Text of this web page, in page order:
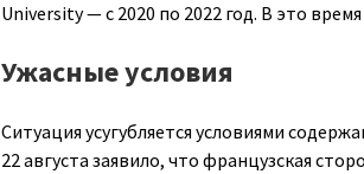
University — с 2020 по 2022 год. В это
Ужасные условия
Ситуация усугубляется условиями
22 августа заявило, что французская